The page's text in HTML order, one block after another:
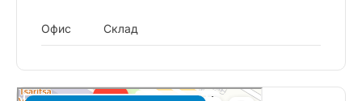
Офис Склад